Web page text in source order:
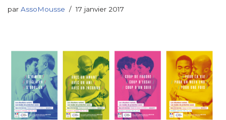
par AssoMousse 17 janvier 2017